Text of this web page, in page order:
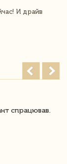
И драйв
спрацював.